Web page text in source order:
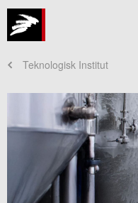
Teknologisk Institut